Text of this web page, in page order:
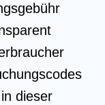
dieser